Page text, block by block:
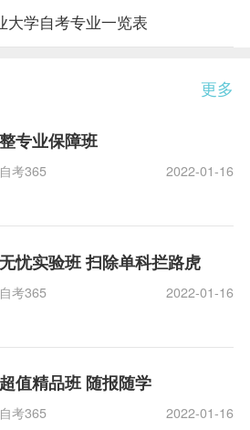
大学自考专业一览表
更多
整专业保障班
自考365 2022-01-16
无忧实验班 扫除单科拦路虎
自考365 2022-01-16
超值精品班 随报随学
自考365 2022-01-16